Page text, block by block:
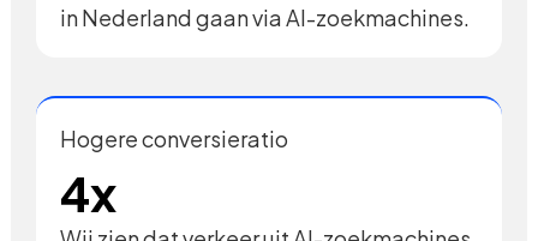
in Nederland gaan via AI-zoekmachines.
Hogere conversieratio
4x